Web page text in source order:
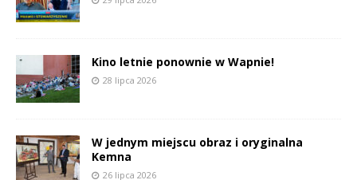
Kino letnie ponownie w Wapnie!
28 lipca 2026
W jednym miejscu obraz i oryginalna
Kemna
26 lipca 2026